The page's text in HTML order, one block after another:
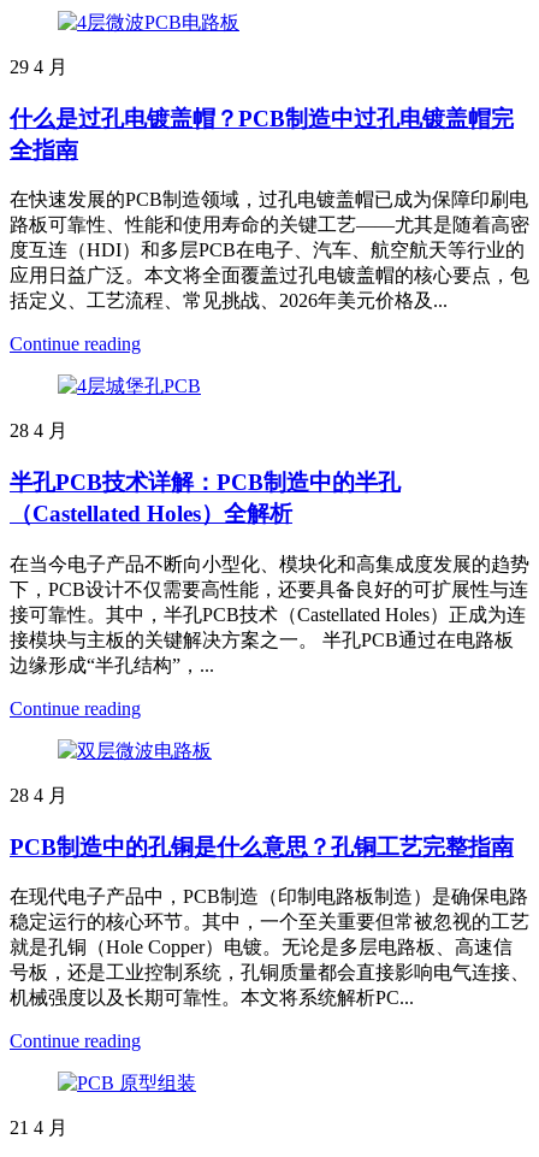
29 4 月
什么是过孔电镀盖帽？PCB制造中过孔电镀盖帽完
全指南
在快速发展的PCB制造领域，过孔电镀盖帽已成为保障印刷电
路板可靠性、性能和使用寿命的关键工艺——尤其是随着高密
度互连（HDI）和多层PCB在电子、汽车、航空航天等行业的
应用日益广泛。本文将全面覆盖过孔电镀盖帽的核心要点，包
括定义、工艺流程、常见挑战、2026年美元价格及...
Continue reading
28 4 月
半孔PCB技术详解：PCB制造中的半孔
（Castellated Holes）全解析
在当今电子产品不断向小型化、模块化和高集成度发展的趋势
下，PCB设计不仅需要高性能，还要具备良好的可扩展性与连
接可靠性。其中，半孔PCB技术（Castellated Holes）正成为连
接模块与主板的关键解决方案之一。 半孔PCB通过在电路板
边缘形成“半孔结构”，...
Continue reading
28 4 月
PCB制造中的孔铜是什么意思？孔铜工艺完整指南
在现代电子产品中，PCB制造（印制电路板制造）是确保电路
稳定运行的核心环节。其中，一个至关重要但常被忽视的工艺
就是孔铜（Hole Copper）电镀。无论是多层电路板、高速信
号板，还是工业控制系统，孔铜质量都会直接影响电气连接、
机械强度以及长期可靠性。本文将系统解析PC...
Continue reading
21 4 月